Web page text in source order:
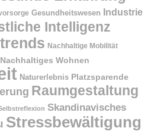
Gesundheitswesen Industrie
Intelligenz
Nachhaltige Mobilität
Nachhaltiges Wohnen
Naturerlebnis Platzsparende
Raumgestaltung
Skandinavisches
Stressbewältigung